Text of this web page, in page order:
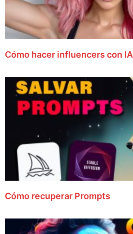
Cómo hacer influencers con IA
Cómo recuperar Prompts